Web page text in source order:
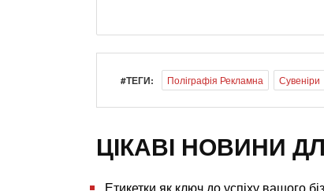
#ТЕГИ: Поліграфія Рекламна Сувеніри
ЦІКАВІ НОВИНИ